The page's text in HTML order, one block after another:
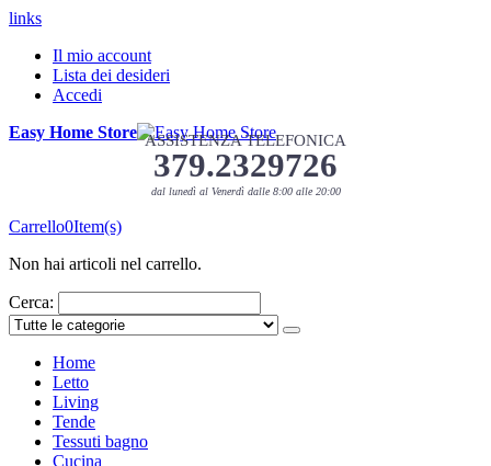
links
Il mio account
Lista dei desideri
Accedi
Easy Home Store ASSISTENZA TELEFONICA
379.2329726
dal lunedì al Venerdì dalle 8:00 alle 20:00
Carrello0Item(s)
Non hai articoli nel carrello.
Cerca:
Home
Letto
Living
Tende
Tessuti bagno
Cucina